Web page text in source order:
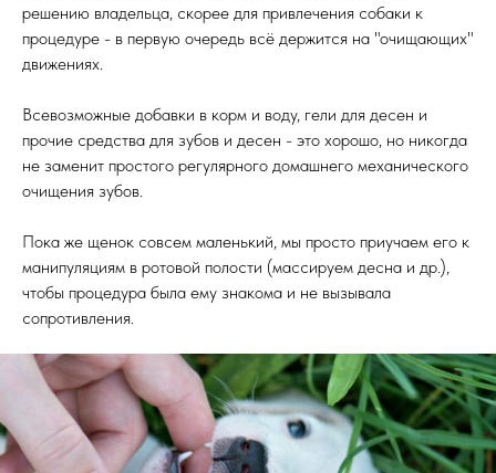
решению владельца, скорее для привлечения собаки к
процедуре - в первую очередь всё держится на "очищающих"
движениях.
Всевозможные добавки в корм и воду, гели для десен и
прочие средства для зубов и десен - это хорошо, но никогда
не заменит простого регулярного домашнего механического
очищения зубов.
Пока же щенок совсем маленький, мы просто приучаем его к
манипуляциям в ротовой полости (массируем десна и др.),
чтобы процедура была ему знакома и не вызывала
сопротивления.